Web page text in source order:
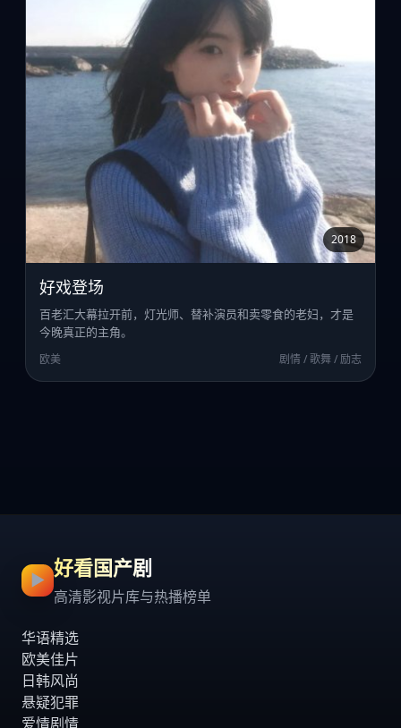
2018
好戏登场
百老汇大幕拉开前，灯光师、替补演员和卖零食的老妇，才是
今晚真正的主角。
欧美 剧情 / 歌舞 / 励志
▶ 好看国产剧
高清影视片库与热播榜单
华语精选
欧美佳片
日韩风尚
悬疑犯罪
爱情剧情